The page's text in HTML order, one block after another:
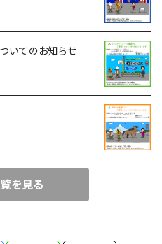
いてのお知らせ
を見る